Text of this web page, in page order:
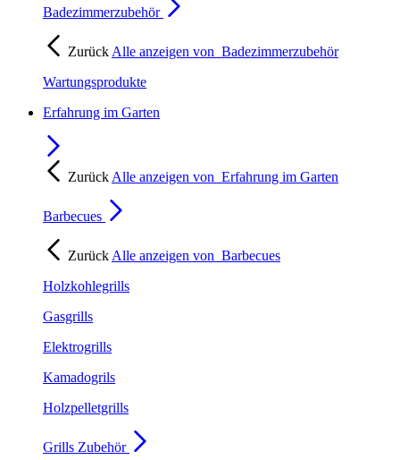
Badezimmerzubehör
Zurück Alle anzeigen von Badezimmerzubehör
Wartungsprodukte
Erfahrung im Garten
Zurück Alle anzeigen von Erfahrung im Garten
Barbecues
Zurück Alle anzeigen von Barbecues
Holzkohlegrills
Gasgrills
Elektrogrills
Kamadogrils
Holzpelletgrills
Grills Zubehör